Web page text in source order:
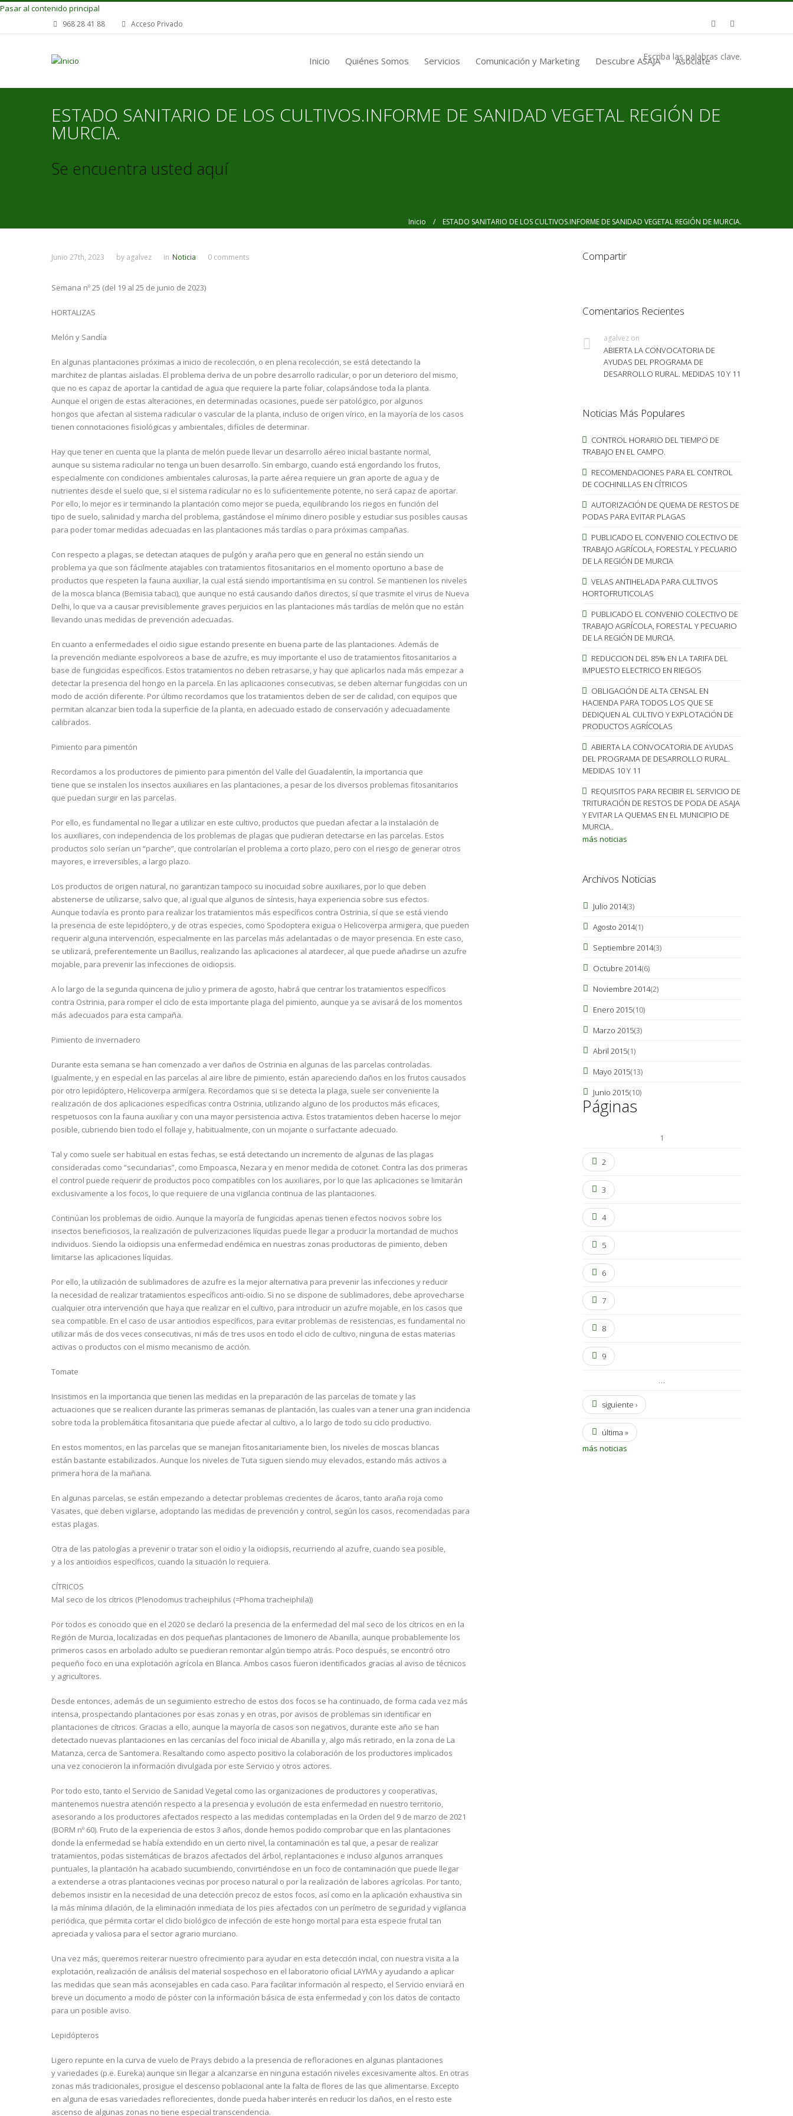
Pasar al contenido principal
968 28 41 88 Acceso Privado
Inicio Quiénes Somos Servicios Comunicación y Marketing Descubre ASAJA Asóciate
Escriba las palabras clave.
ESTADO SANITARIO DE LOS CULTIVOS.INFORME DE SANIDAD VEGETAL REGIÓN DE
MURCIA.
Se encuentra usted aquí
Inicio / ESTADO SANITARIO DE LOS CULTIVOS.INFORME DE SANIDAD VEGETAL REGIÓN DE MURCIA.
Junio 27th, 2023 by agalvez in Noticia 0 comments
Semana nº 25 (del 19 al 25 de junio de 2023)
HORTALIZAS
Melón y Sandía
En algunas plantaciones próximas a inicio de recolección, o en plena recolección, se está detectando la
marchitez de plantas aisladas. El problema deriva de un pobre desarrollo radicular, o por un deterioro del mismo,
que no es capaz de aportar la cantidad de agua que requiere la parte foliar, colapsándose toda la planta.
Aunque el origen de estas alteraciones, en determinadas ocasiones, puede ser patológico, por algunos
hongos que afectan al sistema radicular o vascular de la planta, incluso de origen vírico, en la mayoría de los casos
tienen connotaciones fisiológicas y ambientales, difíciles de determinar.
Hay que tener en cuenta que la planta de melón puede llevar un desarrollo aéreo inicial bastante normal,
aunque su sistema radicular no tenga un buen desarrollo. Sin embargo, cuando está engordando los frutos,
especialmente con condiciones ambientales calurosas, la parte aérea requiere un gran aporte de agua y de
nutrientes desde el suelo que, si el sistema radicular no es lo suficientemente potente, no será capaz de aportar.
Por ello, lo mejor es ir terminando la plantación como mejor se pueda, equilibrando los riegos en función del
tipo de suelo, salinidad y marcha del problema, gastándose el mínimo dinero posible y estudiar sus posibles causas
para poder tomar medidas adecuadas en las plantaciones más tardías o para próximas campañas.
Con respecto a plagas, se detectan ataques de pulgón y araña pero que en general no están siendo un
problema ya que son fácilmente atajables con tratamientos fitosanitarios en el momento oportuno a base de
productos que respeten la fauna auxiliar, la cual está siendo importantísima en su control. Se mantienen los niveles
de la mosca blanca (Bemisia tabaci), que aunque no está causando daños directos, sí que trasmite el virus de Nueva
Delhi, lo que va a causar previsiblemente graves perjuicios en las plantaciones más tardías de melón que no están
llevando unas medidas de prevención adecuadas.
En cuanto a enfermedades el oidio sigue estando presente en buena parte de las plantaciones. Además de
la prevención mediante espolvoreos a base de azufre, es muy importante el uso de tratamientos fitosanitarios a
base de fungicidas específicos. Estos tratamientos no deben retrasarse, y hay que aplicarlos nada más empezar a
detectar la presencia del hongo en la parcela. En las aplicaciones consecutivas, se deben alternar fungicidas con un
modo de acción diferente. Por último recordamos que los tratamientos deben de ser de calidad, con equipos que
permitan alcanzar bien toda la superficie de la planta, en adecuado estado de conservación y adecuadamente
calibrados.
Pimiento para pimentón
Recordamos a los productores de pimiento para pimentón del Valle del Guadalentín, la importancia que
tiene que se instalen los insectos auxiliares en las plantaciones, a pesar de los diversos problemas fitosanitarios
que puedan surgir en las parcelas.
Por ello, es fundamental no llegar a utilizar en este cultivo, productos que puedan afectar a la instalación de
los auxiliares, con independencia de los problemas de plagas que pudieran detectarse en las parcelas. Estos
productos solo serían un “parche”, que controlarían el problema a corto plazo, pero con el riesgo de generar otros
mayores, e irreversibles, a largo plazo.
Los productos de origen natural, no garantizan tampoco su inocuidad sobre auxiliares, por lo que deben
abstenerse de utilizarse, salvo que, al igual que algunos de síntesis, haya experiencia sobre sus efectos.
Aunque todavía es pronto para realizar los tratamientos más específicos contra Ostrinia, sí que se está viendo
la presencia de este lepidóptero, y de otras especies, como Spodoptera exigua o Helicoverpa armigera, que pueden
requerir alguna intervención, especialmente en las parcelas más adelantadas o de mayor presencia. En este caso,
se utilizará, preferentemente un Bacillus, realizando las aplicaciones al atardecer, al que puede añadirse un azufre
mojable, para prevenir las infecciones de oidiopsis.
A lo largo de la segunda quincena de julio y primera de agosto, habrá que centrar los tratamientos específicos
contra Ostrinia, para romper el ciclo de esta importante plaga del pimiento, aunque ya se avisará de los momentos
más adecuados para esta campaña.
Pimiento de invernadero
Durante esta semana se han comenzado a ver daños de Ostrinia en algunas de las parcelas controladas.
Igualmente, y en especial en las parcelas al aire libre de pimiento, están apareciendo daños en los frutos causados
por otro lepidóptero, Helicoverpa armígera. Recordamos que si se detecta la plaga, suele ser conveniente la
realización de dos aplicaciones específicas contra Ostrinia, utilizando alguno de los productos más eficaces,
respetuosos con la fauna auxiliar y con una mayor persistencia activa. Estos tratamientos deben hacerse lo mejor
posible, cubriendo bien todo el follaje y, habitualmente, con un mojante o surfactante adecuado.
Tal y como suele ser habitual en estas fechas, se está detectando un incremento de algunas de las plagas
consideradas como “secundarias”, como Empoasca, Nezara y en menor medida de cotonet. Contra las dos primeras
el control puede requerir de productos poco compatibles con los auxiliares, por lo que las aplicaciones se limitarán
exclusivamente a los focos, lo que requiere de una vigilancia continua de las plantaciones.
Continúan los problemas de oidio. Aunque la mayoría de fungicidas apenas tienen efectos nocivos sobre los
insectos beneficiosos, la realización de pulverizaciones líquidas puede llegar a producir la mortandad de muchos
individuos. Siendo la oidiopsis una enfermedad endémica en nuestras zonas productoras de pimiento, deben
limitarse las aplicaciones líquidas.
Por ello, la utilización de sublimadores de azufre es la mejor alternativa para prevenir las infecciones y reducir
la necesidad de realizar tratamientos específicos anti-oidio. Si no se dispone de sublimadores, debe aprovecharse
cualquier otra intervención que haya que realizar en el cultivo, para introducir un azufre mojable, en los casos que
sea compatible. En el caso de usar antiodios específicos, para evitar problemas de resistencias, es fundamental no
utilizar más de dos veces consecutivas, ni más de tres usos en todo el ciclo de cultivo, ninguna de estas materias
activas o productos con el mismo mecanismo de acción.
Tomate
Insistimos en la importancia que tienen las medidas en la preparación de las parcelas de tomate y las
actuaciones que se realicen durante las primeras semanas de plantación, las cuales van a tener una gran incidencia
sobre toda la problemática fitosanitaria que puede afectar al cultivo, a lo largo de todo su ciclo productivo.
En estos momentos, en las parcelas que se manejan fitosanitariamente bien, los niveles de moscas blancas
están bastante estabilizados. Aunque los niveles de Tuta siguen siendo muy elevados, estando más activos a
primera hora de la mañana.
En algunas parcelas, se están empezando a detectar problemas crecientes de ácaros, tanto araña roja como
Vasates, que deben vigilarse, adoptando las medidas de prevención y control, según los casos, recomendadas para
estas plagas.
Otra de las patologías a prevenir o tratar son el oidio y la oidiopsis, recurriendo al azufre, cuando sea posible,
y a los antioidios específicos, cuando la situación lo requiera.
CÍTRICOS
Mal seco de los cítricos (Plenodomus tracheiphilus (=Phoma tracheiphila))
Por todos es conocido que en el 2020 se declaró la presencia de la enfermedad del mal seco de los cítricos en en la
Región de Murcia, localizadas en dos pequeñas plantaciones de limonero de Abanilla, aunque probablemente los
primeros casos en arbolado adulto se puedieran remontar algún tiempo atrás. Poco después, se encontró otro
pequeño foco en una explotación agrícola en Blanca. Ambos casos fueron identificados gracias al aviso de técnicos
y agricultores.
Desde entonces, además de un seguimiento estrecho de estos dos focos se ha continuado, de forma cada vez más
intensa, prospectando plantaciones por esas zonas y en otras, por avisos de problemas sin identificar en
plantaciones de cítricos. Gracias a ello, aunque la mayoría de casos son negativos, durante este año se han
detectado nuevas plantaciones en las cercanías del foco inicial de Abanilla y, algo más retirado, en la zona de La
Matanza, cerca de Santomera. Resaltando como aspecto positivo la colaboración de los productores implicados
una vez conocieron la información divulgada por este Servicio y otros actores.
Por todo esto, tanto el Servicio de Sanidad Vegetal como las organizaciones de productores y cooperativas,
mantenemos nuestra atención respecto a la presencia y evolución de esta enfermedad en nuestro territorio,
asesorando a los productores afectados respecto a las medidas contempladas en la Orden del 9 de marzo de 2021
(BORM nº 60). Fruto de la experiencia de estos 3 años, donde hemos podido comprobar que en las plantaciones
donde la enfermedad se había extendido en un cierto nivel, la contaminación es tal que, a pesar de realizar
tratamientos, podas sistemáticas de brazos afectados del árbol, replantaciones e incluso algunos arranques
puntuales, la plantación ha acabado sucumbiendo, convirtiéndose en un foco de contaminación que puede llegar
a extenderse a otras plantaciones vecinas por proceso natural o por la realización de labores agrícolas. Por tanto,
debemos insistir en la necesidad de una detección precoz de estos focos, así como en la aplicación exhaustiva sin
la más mínima dilación, de la eliminación inmediata de los pies afectados con un perímetro de seguridad y vigilancia
periódica, que pérmita cortar el cliclo biológico de infección de este hongo mortal para esta especie frutal tan
apreciada y valiosa para el sector agrario murciano.
Una vez más, queremos reiterar nuestro ofrecimiento para ayudar en esta detección incial, con nuestra visita a la
explotación, realización de análisis del material sospechoso en el laboratorio oficial LAYMA y ayudando a aplicar
las medidas que sean más aconsejables en cada caso. Para facilitar información al respecto, el Servicio enviará en
breve un documento a modo de póster con la información básica de esta enfermedad y con los datos de contacto
para un posible aviso.
Lepidópteros
Ligero repunte en la curva de vuelo de Prays debido a la presencia de refloraciones en algunas plantaciones
y variedades (p.e. Eureka) aunque sin llegar a alcanzarse en ninguna estación niveles excesivamente altos. En otras
zonas más tradicionales, prosigue el descenso poblacional ante la falta de flores de las que alimentarse. Excepto
en alguna de esas variedades reflorecientes, donde pueda haber interés en reducir los daños, en el resto este
ascenso de algunas zonas no tiene especial transcendencia.
Compartir
Comentarios Recientes
agalvezon
ABIERTA LA CONVOCATORIA DE
AYUDAS DEL PROGRAMA DE
DESARROLLO RURAL. MEDIDAS 10 Y 11
Noticias Más Populares
CONTROL HORARIO DEL TIEMPO DE
TRABAJO EN EL CAMPO.
RECOMENDACIONES PARA EL CONTROL
DE COCHINILLAS EN CÍTRICOS
AUTORIZACIÓN DE QUEMA DE RESTOS DE
PODAS PARA EVITAR PLAGAS
PUBLICADO EL CONVENIO COLECTIVO DE
TRABAJO AGRÍCOLA, FORESTAL Y PECUARIO
DE LA REGIÓN DE MURCIA
VELAS ANTIHELADA PARA CULTIVOS
HORTOFRUTICOLAS
PUBLICADO EL CONVENIO COLECTIVO DE
TRABAJO AGRÍCOLA, FORESTAL Y PECUARIO
DE LA REGIÓN DE MURCIA.
REDUCCION DEL 85% EN LA TARIFA DEL
IMPUESTO ELECTRICO EN RIEGOS
OBLIGACIÓN DE ALTA CENSAL EN
HACIENDA PARA TODOS LOS QUE SE
DEDIQUEN AL CULTIVO Y EXPLOTACIÓN DE
PRODUCTOS AGRÍCOLAS
ABIERTA LA CONVOCATORIA DE AYUDAS
DEL PROGRAMA DE DESARROLLO RURAL.
MEDIDAS 10 Y 11
REQUISITOS PARA RECIBIR EL SERVICIO DE
TRITURACIÓN DE RESTOS DE PODA DE ASAJA
Y EVITAR LA QUEMAS EN EL MUNICIPIO DE
MURCIA..
más noticias
Archivos Noticias
Julio 2014(3)
Agosto 2014(1)
Septiembre 2014(3)
Octubre 2014(6)
Noviembre 2014(2)
Enero 2015(10)
Marzo 2015(3)
Abril 2015(1)
Mayo 2015(13)
Junio 2015(10)
Páginas
1
2
3
4
5
6
7
8
9
…
siguiente ›
última »
más noticias